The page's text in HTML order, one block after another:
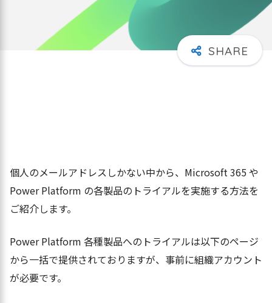
個人のメールアドレスしかない中から、Microsoft 365 や
Power Platform の各製品のトライアルを実施する方法を
ご紹介します。
Power Platform 各種製品へのトライアルは以下のページ
から一括で提供されておりますが、事前に組織アカウント
が必要です。